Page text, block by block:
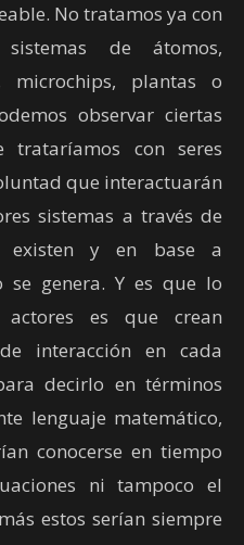
No tratamos ya con
sistemas de átomos,
microchips, plantas o
observar ciertas
trataríamos con seres
que interactuarán
sistemas a través de
existen y en base a
genera. Y es que lo
actores es que crean
interacción en cada
decirlo en términos
lenguaje matemático,
conocerse en tiempo
ni tampoco el
estos serían siempre